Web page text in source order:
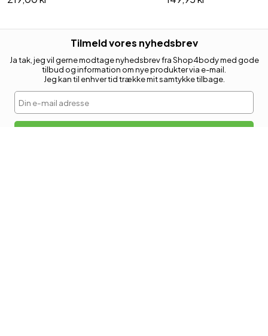
Tilmeld vores nyhedsbrev
Ja tak, jeg vil gerne modtage nyhedsbrev fra Shop4body med gode
tilbud og information om nye produkter via e-mail.
Jeg kan til enhver tid trække mit samtykke tilbage.
Din e-mail adresse